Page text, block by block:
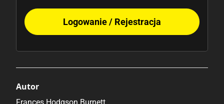
Logowanie / Rejestracja
Autor